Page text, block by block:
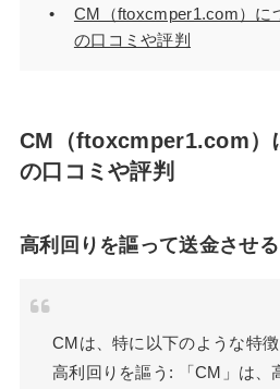
CM（ftoxcmper1.com）に
の口コミや評判
CM（ftoxcmper1.com）
の口コミや評判
高利回りを謳って送金させる
CMは、特に以下のような特徴
高利回りを謳う: 「CM」は、